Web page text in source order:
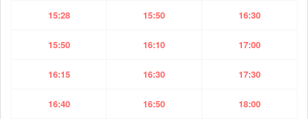
15:28 15:50 16:30
15:50 16:10 17:00
16:15 16:30 17:30
16:40 16:50 18:00